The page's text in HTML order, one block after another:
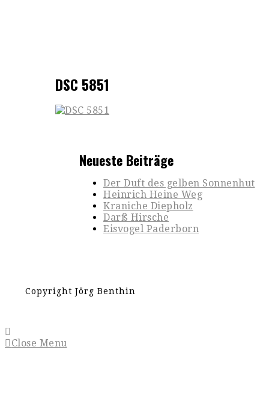
DSC 5851
Neueste Beiträge
Der Duft des gelben Sonnenhut
Heinrich Heine Weg
Kraniche Diepholz
Darß Hirsche
Eisvogel Paderborn
Copyright Jörg Benthin
Close Menu